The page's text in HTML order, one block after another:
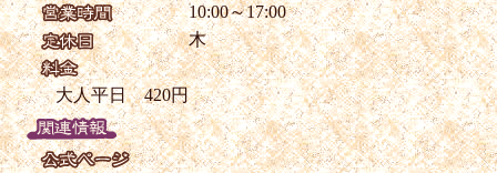
10:00～17:00
木
大人平日 420円